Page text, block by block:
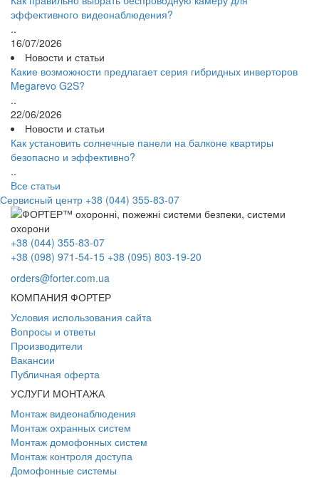
эффективного видеонаблюдения?
..
16/07/2026
Новости и статьи
Какие возможности предлагает серия гибридных инверторов
Megarevo G2S?
..
22/06/2026
Новости и статьи
Как установить солнечные панели на балконе квартиры
безопасно и эффективно?
..
Все статьи
Сервисный центр +38 (044) 355-83-07
+38 (044) 355-83-07
+38 (098) 971-54-15 +38 (095) 803-19-20
orders@forter.com.ua
КОМПАНИЯ ФОРТЕР
Условия использования сайта
Вопросы и ответы
Производители
Вакансии
Публичная оферта
УСЛУГИ МОНТАЖА
Монтаж видеонаблюдения
Монтаж охранных систем
Монтаж домофонных систем
Монтаж контроля доступа
Домофонные системы